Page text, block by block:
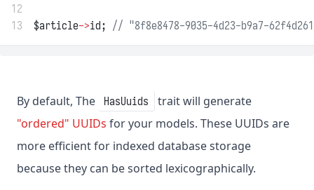
12
13
$article->id; // "8f8e8478-9035-4d23-b9a7-
By default, The HasUuids
trait will generate
"ordered" UUIDs for your models. These UUIDs are
more efficient for indexed database storage
because they can be sorted lexicographically.